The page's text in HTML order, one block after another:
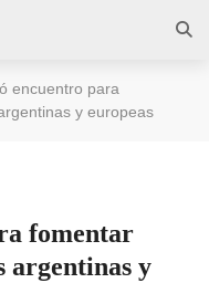
encuentro para
y europeas
fomentar
argentinas y